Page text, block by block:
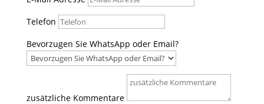
Telefon
Bevorzugen Sie WhatsApp oder Email?
zusätzliche Kommentare